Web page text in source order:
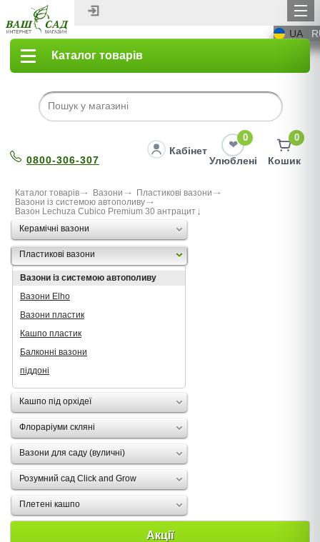
UA
Каталог товарів
0800-306-307
Кабінет
0
Улюблені
0
Кошик
Каталог товарів Вазони
Пластикові вазони
Вазони із системою автополиву
Вазон Lechuza Cubico Premium 30 антрацит
Керамічні вазони
Пластикові вазони
Вазони із системою автополиву
Вазони Elho
Вазони пластик
Кашпо пластик
Балконні вазони
піддоні
Кашпо під орхідеї
Флораріуми скляні
Вазони для саду (вуличні)
Розумний сад Click and Grow
Плетені кашпо
Акції